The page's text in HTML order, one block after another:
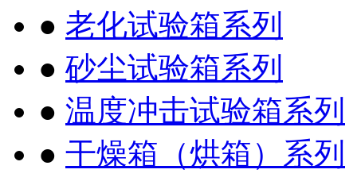
● 老化试验箱系列
● 砂尘试验箱系列
● 温度冲击试验箱系列
● 干燥箱（烘箱）系列